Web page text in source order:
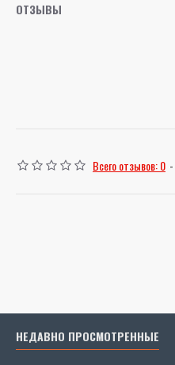
ОТЗЫВЫ
Всего отзывов: 0 -
НЕДАВНО ПРОСМОТРЕННЫЕ